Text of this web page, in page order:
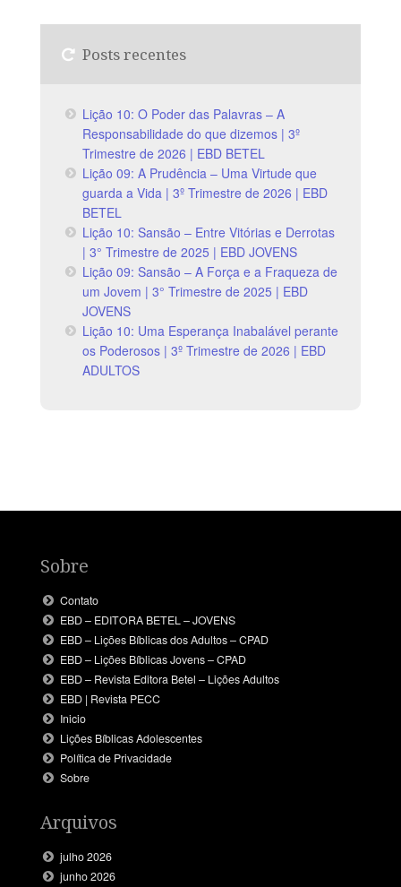
Posts recentes
Lição 10: O Poder das Palavras – A
Responsabilidade do que dizemos | 3º
Trimestre de 2026 | EBD BETEL
Lição 09: A Prudência – Uma Virtude que
guarda a Vida | 3º Trimestre de 2026 | EBD
BETEL
Lição 10: Sansão – Entre Vitórias e Derrotas
| 3° Trimestre de 2025 | EBD JOVENS
Lição 09: Sansão – A Força e a Fraqueza de
um Jovem | 3° Trimestre de 2025 | EBD
JOVENS
Lição 10: Uma Esperança Inabalável perante
os Poderosos | 3º Trimestre de 2026 | EBD
ADULTOS
Sobre
Contato
EBD – EDITORA BETEL – JOVENS
EBD – Lições Bíblicas dos Adultos – CPAD
EBD – Lições Bíblicas Jovens – CPAD
EBD – Revista Editora Betel – Lições Adultos
EBD | Revista PECC
Inicio
Lições Bíblicas Adolescentes
Política de Privacidade
Sobre
Arquivos
julho 2026
junho 2026